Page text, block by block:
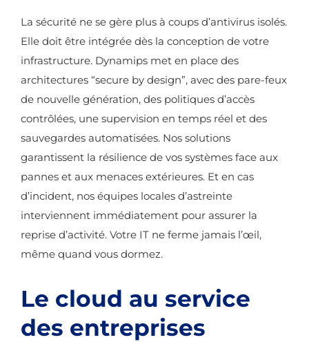
La sécurité ne se gère plus à coups d’antivirus isolés.
Elle doit être intégrée dès la conception de votre
infrastructure. Dynamips met en place des
architectures “secure by design”, avec des pare-feux
de nouvelle génération, des politiques d’accès
contrôlées, une supervision en temps réel et des
sauvegardes automatisées. Nos solutions
garantissent la résilience de vos systèmes face aux
pannes et aux menaces extérieures. Et en cas
d’incident, nos équipes locales d’astreinte
interviennent immédiatement pour assurer la
reprise d’activité. Votre IT ne ferme jamais l’œil,
même quand vous dormez.
Le cloud au service
des entreprises